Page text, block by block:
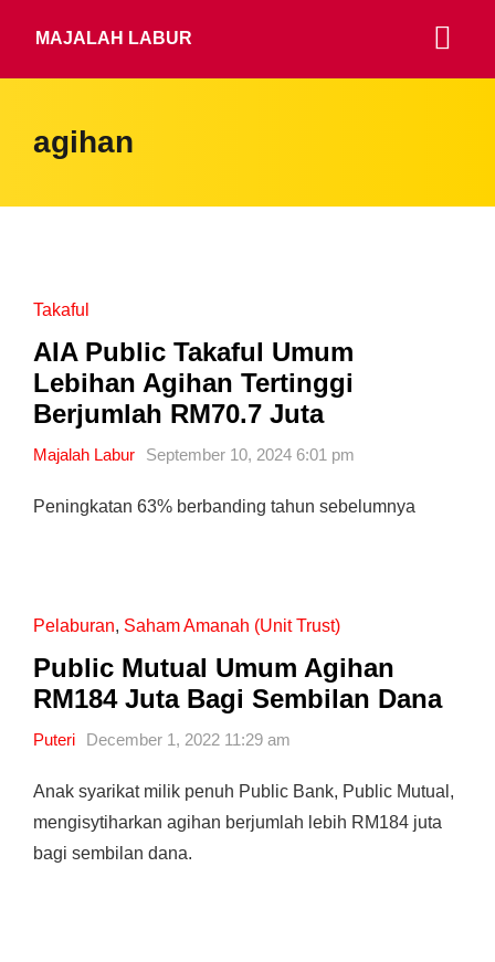
MAJALAH LABUR
agihan
Takaful
AIA Public Takaful Umum
Lebihan Agihan Tertinggi
Berjumlah RM70.7 Juta
Majalah Labur September 10, 2024 6:01 pm
Peningkatan 63% berbanding tahun sebelumnya
Pelaburan, Saham Amanah (Unit Trust)
Public Mutual Umum Agihan
RM184 Juta Bagi Sembilan Dana
Puteri December 1, 2022 11:29 am
Anak syarikat milik penuh Public Bank, Public Mutual,
mengisytiharkan agihan berjumlah lebih RM184 juta
bagi sembilan dana.